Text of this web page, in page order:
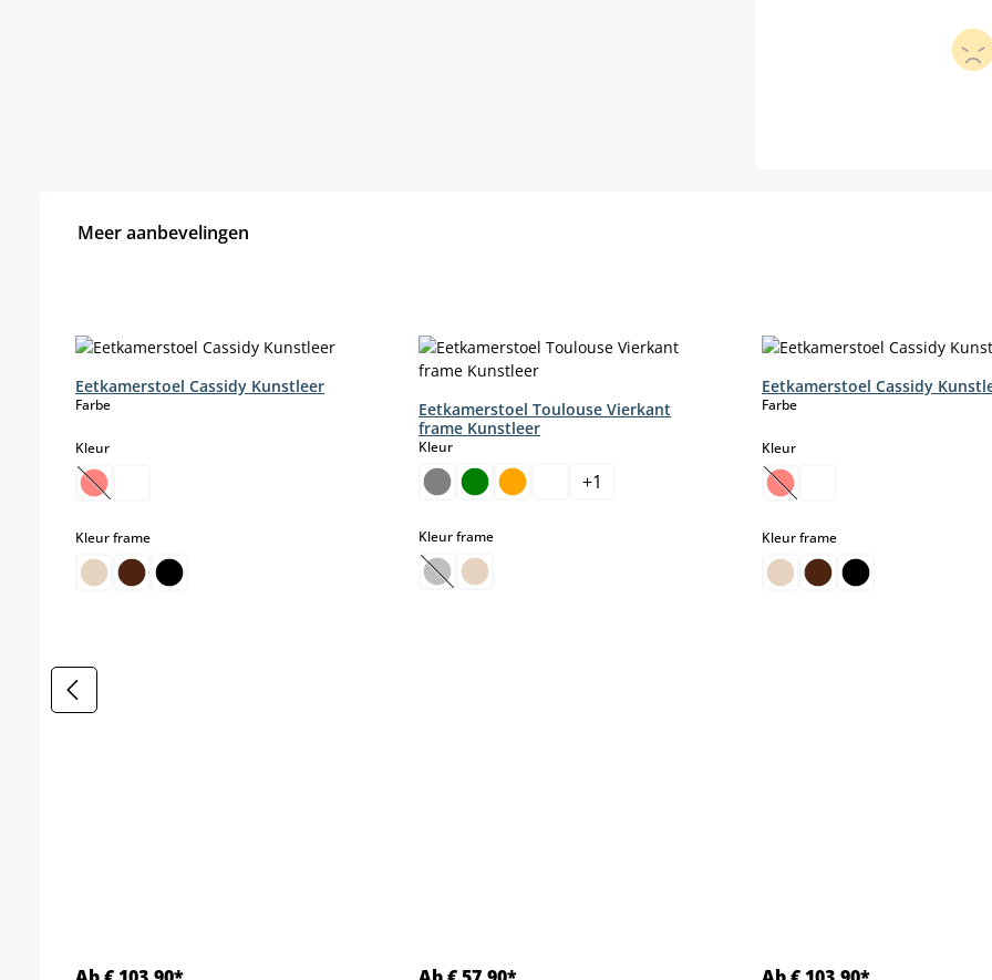
Meer aanbevelingen
Eetkamerstoel Cassidy Kunstleer
Farbeselect
Kleurselect
(Deze optie is momenteel niet beschikbaar.)
Kleur frameselect
Eetkamerstoel Toulouse Vierkant
frame Kunstleer
Kleurselect
+1
Kleur frameselect
(Deze optie is momenteel niet beschikbaar.)
Eetkamerstoel Cassidy
Farbeselect
Kleurselect
(Deze optie is momenteel
Kleur frameselect